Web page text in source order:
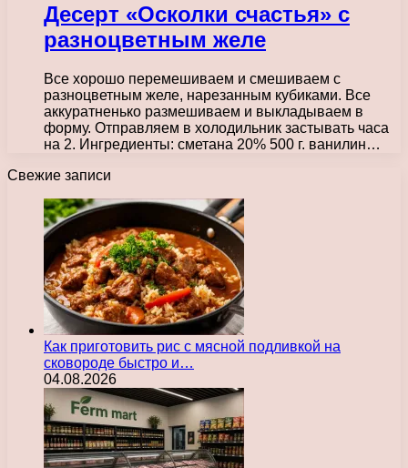
Десерт «Осколки счастья» с
разноцветным желе
Все хорошо перемешиваем и смешиваем с
разноцветным желе, нарезанным кубиками. Все
аккуратненько размешиваем и выкладываем в
форму. Отправляем в холодильник застывать часа
на 2. Ингредиенты: сметана 20% 500 г. ванилин…
Свежие записи
Как приготовить рис с мясной подливкой на
сковороде быстро и…
04.08.2026